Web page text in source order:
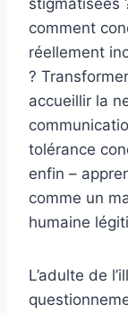
comment
réellement
?
accueillir la
tolérance
enfin –
comme un
humaine
L’adulte de